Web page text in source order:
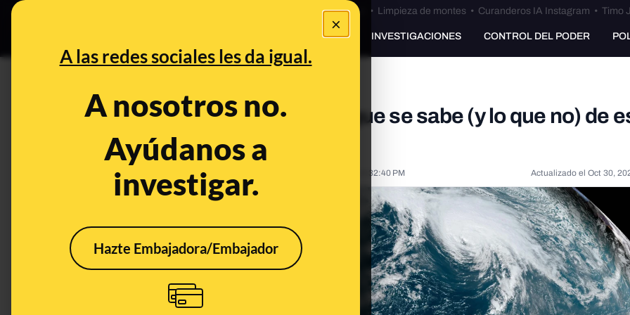
×
A las redes sociales les da igual.
A nosotros no.
Ayúdanos a
investigar.
Hazte Embajadora/Embajador
Bulos Ceuta • Limpieza de montes• Curanderos IA Instagram • Timo
PREBUNKING INVESTIGACIONES CONTROL DEL PODER
Huracanes y cambio climático: lo que se sabe (y lo que no) de
relación
Clima Oct 15, 2024, 4:32:40 PM Actualizado el Oct 30,